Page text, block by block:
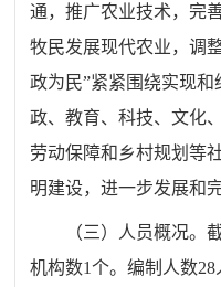
通，推广农业技术，完
牧民发展现代农业，调
政为民”紧紧围绕实现
政、教育、科技、文化
劳动保障和乡村规划等
明建设，进一步发展和
（三）人员概况。
机构数1个。编制人数28